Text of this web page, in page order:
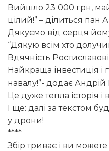
Вийшло 23 000 грн,
цілий!” – ділиться пан
Дякуємо від серця
“Дякую всім хто
Вдячність
Найкраща інвестиція
навалу!”- додає Андрій
Це дуже тепла історія
І ще: далі за текстом
у дрони!
****
Збір триває і ви можете